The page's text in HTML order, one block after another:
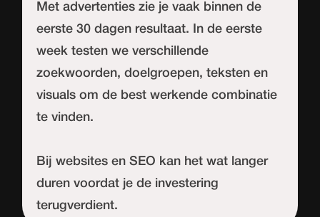
Met advertenties zie je vaak binnen de
eerste 30 dagen resultaat. In de eerste
week testen we verschillende
zoekwoorden, doelgroepen, teksten en
visuals om de best werkende combinatie
te vinden.
Bij websites en SEO kan het wat langer
duren voordat je de investering
terugverdient.